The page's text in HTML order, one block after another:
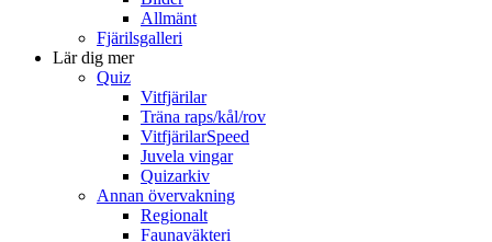
Allmänt
Fjärilsgalleri
Lär dig mer
Quiz
Vitfjärilar
Träna raps/kål/rov
VitfjärilarSpeed
Juvela vingar
Quizarkiv
Annan övervakning
Regionalt
Faunaväkteri